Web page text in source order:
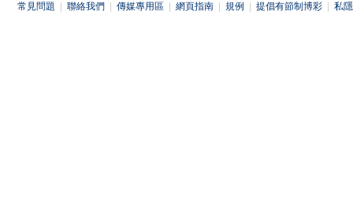
常見問題 聯絡我們 傳媒專用區 網頁指南 規例 提倡有節制博彩 私